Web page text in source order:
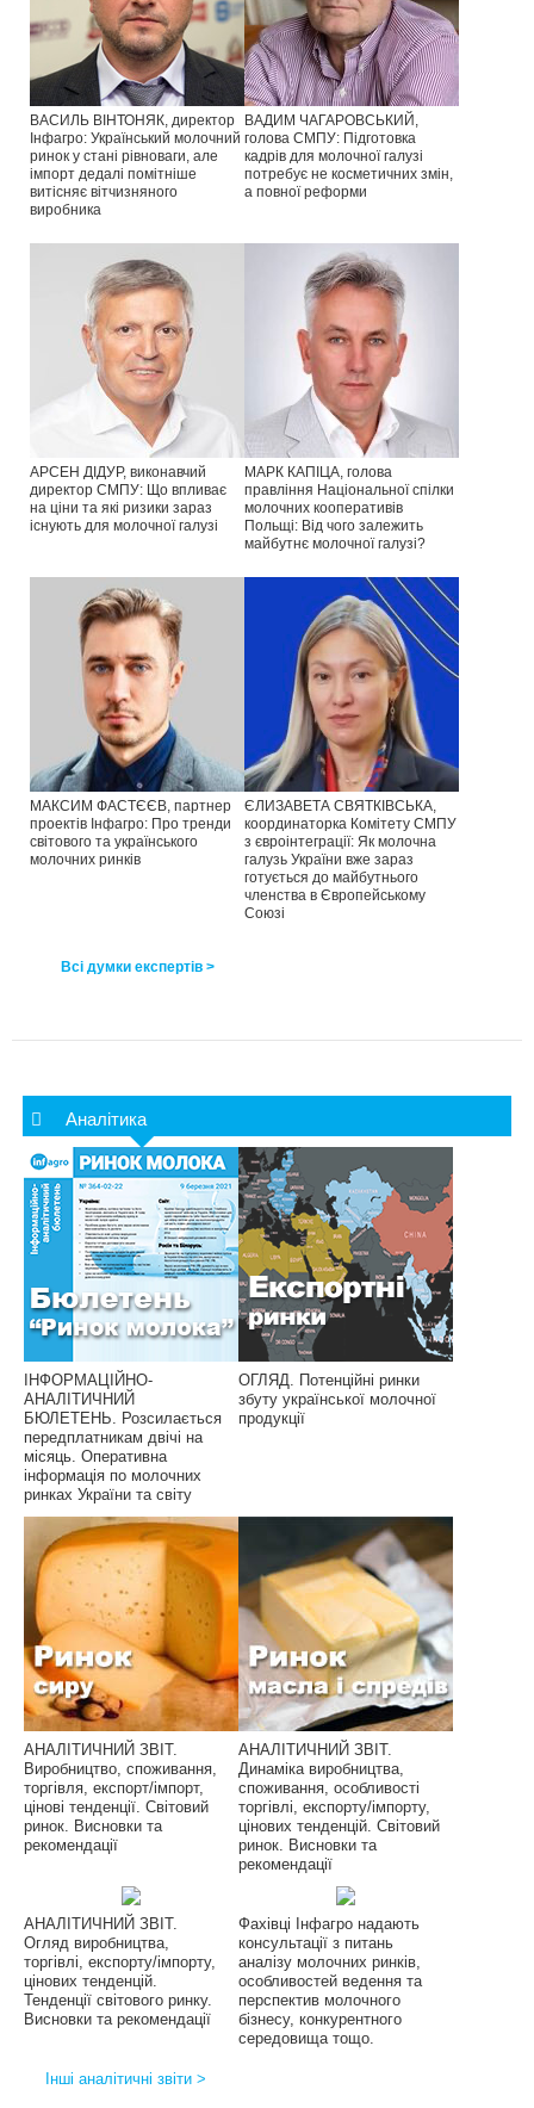
ВАСИЛЬ ВІНТОНЯК, директор
Інфагро: Український молочний
ринок у стані рівноваги, але
імпорт дедалі помітніше
витісняє вітчизняного
виробника
ВАДИМ ЧАГАРОВСЬКИЙ,
голова СМПУ: Підготовка
кадрів для молочної галузі
потребує не косметичних змін,
а повної реформи
АРСЕН ДІДУР, виконавчий
директор СМПУ: Що впливає
на ціни та які ризики зараз
існують для молочної галузі
МАРК КАПІЦА, голова
правління Національної спілки
молочних кооперативів
Польщі: Від чого залежить
майбутнє молочної галузі?
МАКСИМ ФАСТЄЄВ, партнер
проектів Інфагро: Про тренди
світового та українського
молочних ринків
ЄЛИЗАВЕТА СВЯТКІВСЬКА,
координаторка Комітету СМПУ
з євроінтеграції: Як молочна
галузь України вже зараз
готується до майбутнього
членства в Європейському
Союзі
Всі думки експертів >
Аналітика
ІНФОРМАЦІЙНО-
АНАЛІТИЧНИЙ
БЮЛЕТЕНЬ. Розсилається
передплатникам двічі на
місяць. Оперативна
інформація по молочних
ринках України та світу
ОГЛЯД. Потенційні ринки
збуту української молочної
продукції
АНАЛІТИЧНИЙ ЗВІТ.
Виробництво, споживання,
торгівля, експорт/імпорт,
цінові тенденції. Світовий
ринок. Висновки та
рекомендації
АНАЛІТИЧНИЙ ЗВІТ.
Динаміка виробництва,
споживання, особливості
торгівлі, експорту/імпорту,
цінових тенденцій. Світовий
ринок. Висновки та
рекомендації
АНАЛІТИЧНИЙ ЗВІТ.
Огляд виробництва,
торгівлі, експорту/імпорту,
цінових тенденцій.
Тенденції світового ринку.
Висновки та рекомендації
Фахівці Інфагро надають
консультації з питань
аналізу молочних ринків,
особливостей ведення та
перспектив молочного
бізнесу, конкурентного
середовища тощо.
Інші аналітичні звіти >